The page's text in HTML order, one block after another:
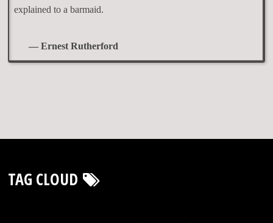
explained to a barmaid.
— Ernest Rutherford
TAG CLOUD